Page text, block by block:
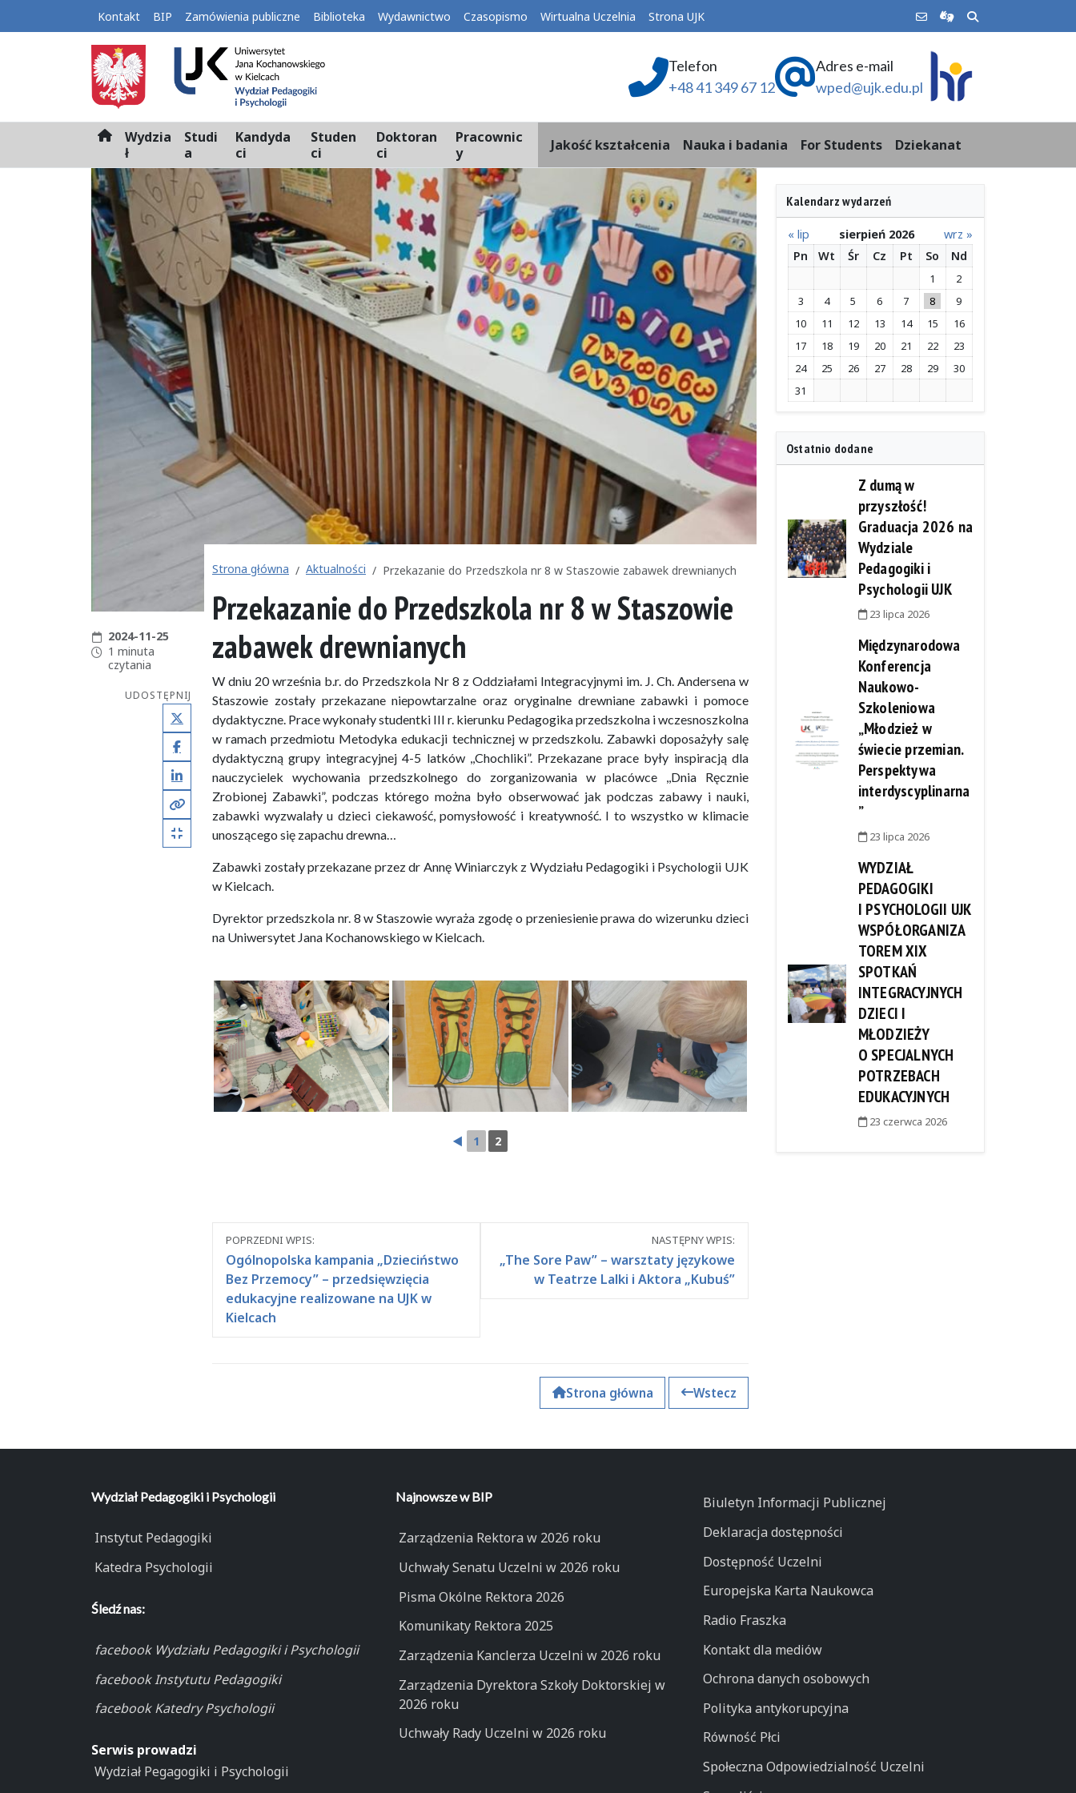
Kontakt BIP Zamówienia publiczne Biblioteka Wydawnictwo Czasopismo Wirtualna Uczelnia Strona UJK
Telefon
+48 41 349 67 12
Adres e-mail
wped@ujk.edu.pl
H
m
e
Wydzia
ł
Studi
a
Kandyda
ci
Studen
ci
Doktoran
ci
Pracownic
y
Jakość kształcenia Nauka i badania For Students Dziekanat
Data publikacji:
2024-11-25
Czas czytania:
1 minuta
czytania
UDOSTĘPNIJ
X (Twitter)
Facebook
LinkedIn
Kopiuj pełny link
Kopiuj krótki link
Strona główna Aktualności Przekazanie do Przedszkola nr 8 w Staszowie zabawek drewnianych
Przekazanie do Przedszkola nr 8 w Staszowie
zabawek drewnianych
W dniu 20 września b.r. do Przedszkola Nr 8 z Oddziałami Integracyjnymi im. J. Ch. Andersena w
Staszowie zostały przekazane niepowtarzalne oraz oryginalne drewniane zabawki i pomoce
dydaktyczne. Prace wykonały studentki III r. kierunku Pedagogika przedszkolna i wczesnoszkolna
w ramach przedmiotu Metodyka edukacji technicznej w przedszkolu. Zabawki doposażyły salę
dydaktyczną grupy integracyjnej 4-5 latków ,,Chochliki”. Przekazane prace były inspiracją dla
nauczycielek wychowania przedszkolnego do zorganizowania w placówce ,,Dnia Ręcznie
Zrobionej Zabawki”, podczas którego można było obserwować jak podczas zabawy i nauki,
zabawki wyzwalały u dzieci ciekawość, pomysłowość i kreatywność. I to wszystko w klimacie
unoszącego się zapachu drewna…
Zabawki zostały przekazane przez dr Annę Winiarczyk z Wydziału Pedagogiki i Psychologii UJK
w Kielcach.
Dyrektor przedszkola nr. 8 w Staszowie wyraża zgodę o przeniesienie prawa do wizerunku dzieci
na Uniwersytet Jana Kochanowskiego w Kielcach.
◄ 1 2
Nawigacja
między
wpisami
POPRZEDNI WPIS:
Ogólnopolska kampania „Dzieciństwo
Bez Przemocy” – przedsięwzięcia
edukacyjne realizowane na UJK w
Kielcach
NASTĘPNY WPIS:
„The Sore Paw” – warsztaty językowe
w Teatrze Lalki i Aktora „Kubuś”
Strona główna Wstecz
Kalendarz wydarzeń
« lip sierpień 2026
wrz »
Pn
Wt Śr Cz Pt So Nd
1
2
3
4 5 6 7 8
9
10
11 12 13 14 15
16
17
18 19 20 21 22
23
24
25 26 27 28 29
30
31
Ostatnio dodane
Z dumą w
przyszłość!
Graduacja 2026 na
Wydziale
Pedagogiki i
Psychologii UJK
23 lipca 2026
Międzynarodowa
Konferencja
Naukowo-
Szkoleniowa
„Młodzież w
świecie przemian.
Perspektywa
interdyscyplinarna
”
23 lipca 2026
WYDZIAŁ
PEDAGOGIKI
I PSYCHOLOGII UJK
WSPÓŁORGANIZA
TOREM XIX
SPOTKAŃ
INTEGRACYJNYCH
DZIECI I
MŁODZIEŻY
O SPECJALNYCH
POTRZEBACH
EDUKACYJNYCH
23 czerwca 2026
Wydział Pedagogiki i Psychologii
Instytut Pedagogiki
Katedra Psychologii
Śledź nas:
facebook Wydziału Pedagogiki i Psychologii
facebook Instytutu Pedagogiki
facebook Katedry Psychologii
Serwis prowadzi
Wydział Pegagogiki i Psychologii
Najnowsze w BIP
Zarządzenia Rektora w 2026 roku
Uchwały Senatu Uczelni w 2026 roku
Pisma Okólne Rektora 2026
Komunikaty Rektora 2025
Zarządzenia Kanclerza Uczelni w 2026 roku
Zarządzenia Dyrektora Szkoły Doktorskiej w
2026 roku
Uchwały Rady Uczelni w 2026 roku
Biuletyn Informacji Publicznej
Deklaracja dostępności
Dostępność Uczelni
Europejska Karta Naukowca
Radio Fraszka
Kontakt dla mediów
Ochrona danych osobowych
Polityka antykorupcyjna
Równość Płci
Społeczna Odpowiedzialność Uczelni